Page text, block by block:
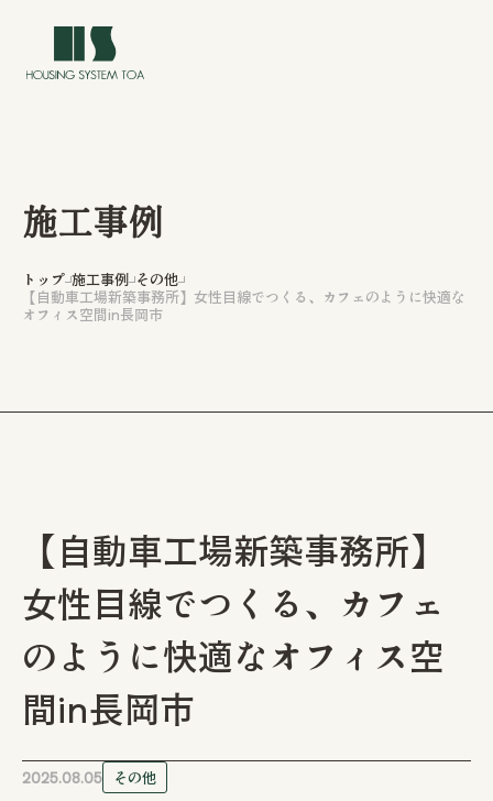
トップ
イベント情報
注文住宅
リフォーム / リノベーション
管工事
施工事例
トップ 施工事例 その他
【自動車工場新築事務所】女性目線でつくる、カフェのように快適な
オフィス空間in長岡市
【自動車工場新築事務所】
女性目線でつくる、カフェ
のように快適なオフィス空
間in長岡市
2025.08.05 その他